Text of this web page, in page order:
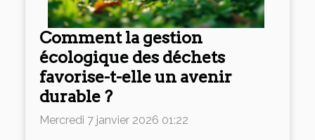
Comment la gestion
écologique des déchets
favorise-t-elle un avenir
durable ?
Mercredi 7 janvier 2026 01:22